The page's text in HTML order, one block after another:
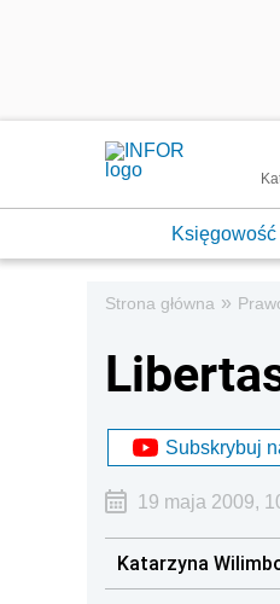
Księgowość
Strona główna »
Subskrybuj
19 maja 2009,
Katarzyna